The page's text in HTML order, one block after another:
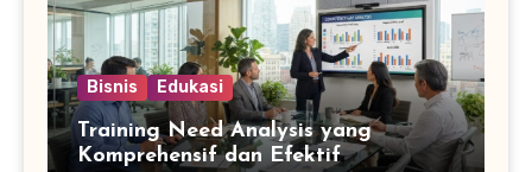
Bisnis Edukasi
Training Need Analysis yang
Komprehensif dan Efektif